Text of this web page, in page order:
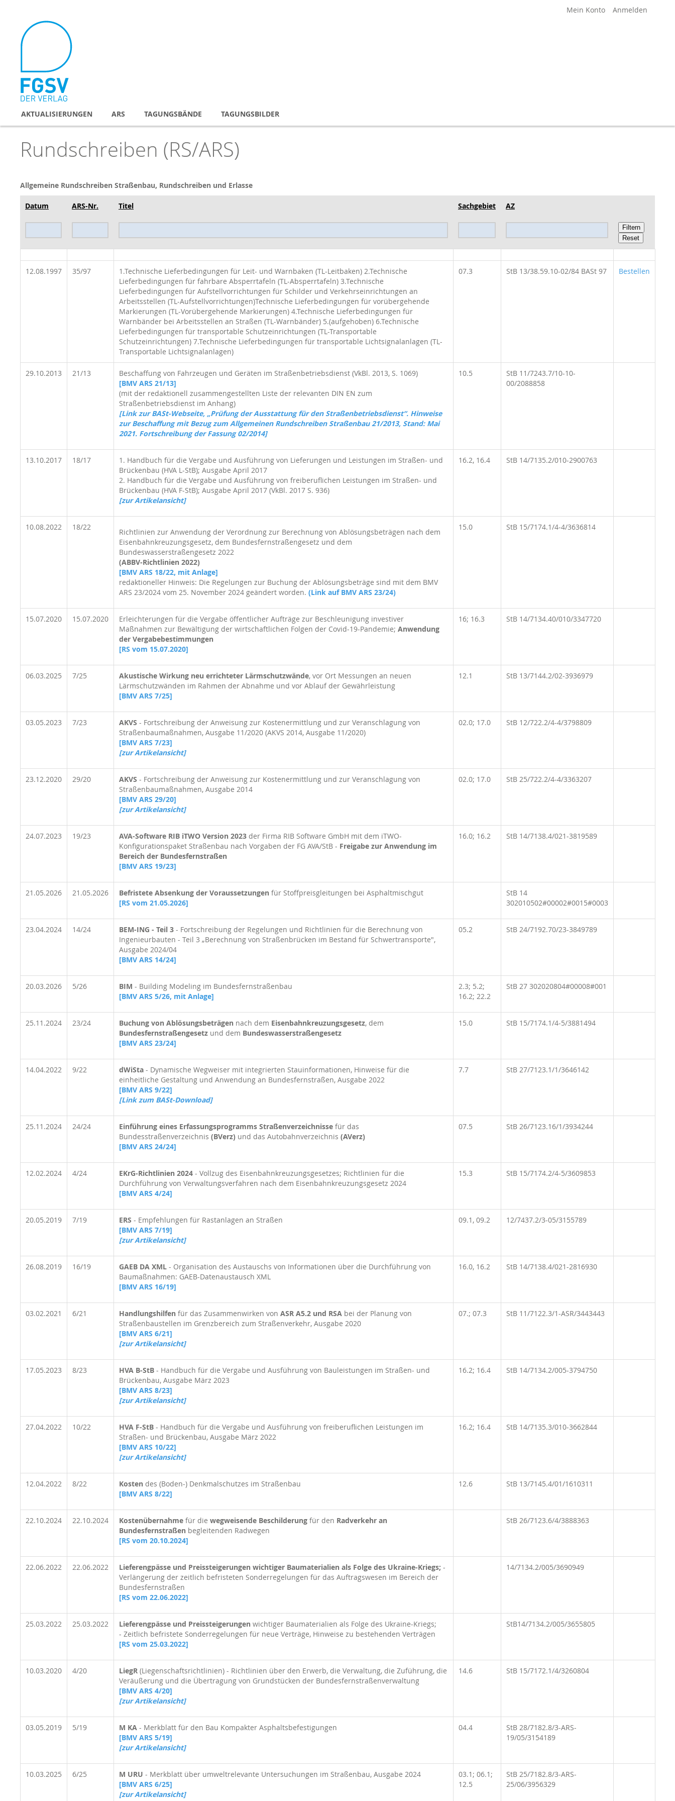
Mein Konto Anmelden
Inhalt
AKTUALISIERUNGEN ARS TAGUNGSBÄNDE TAGUNGSBILDER
Rundschreiben (RS/ARS)
Allgemeine Rundschreiben Straßenbau, Rundschreiben und Erlasse
Datum ARS-Nr. Titel Sachgebiet AZ
12.08.1997 35/97
1.Technische Lieferbedingungen für Leit- und Warnbaken (TL-Leitbaken) 2.Technische
Lieferbedingungen für fahrbare Absperrtafeln (TL-Absperrtafeln) 3.Technische
Lieferbedingungen für Aufstellvorrichtungen für Schilder und Verkehrseinrichtungen an
Arbeitsstellen (TL-Aufstellvorrichtungen)Technische Lieferbedingungen für vorübergehende
Markierungen (TL-Vorübergehende Markierungen) 4.Technische Lieferbedingungen für
Warnbänder bei Arbeitsstellen an Straßen (TL-Warnbänder) 5.(aufgehoben) 6.Technische
Lieferbedingungen für transportable Schutzeinrichtungen (TL-Transportable
Schutzeinrichtungen) 7.Technische Lieferbedingungen für transportable Lichtsignalanlagen (TL-
Transportable Lichtsignalanlagen)
07.3 StB 13/38.59.10-02/84 BASt 97 Bestellen
29.10.2013 21/13
Beschaffung von Fahrzeugen und Geräten im Straßenbetriebsdienst (VkBl. 2013, S. 1069)
[BMV ARS 21/13]
(mit der redaktionell zusammengestellten Liste der relevanten DIN EN zum
Straßenbetriebsdienst im Anhang)
[Link zur BASt-Webseite, „Prüfung der Ausstattung für den Straßenbetriebsdienst“. Hinweise
zur Beschaffung mit Bezug zum Allgemeinen Rundschreiben Straßenbau 21/2013, Stand: Mai
2021. Fortschreibung der Fassung 02/2014]
10.5
StB 11/7243.7/10-10-
00/2088858
13.10.2017 18/17
1. Handbuch für die Vergabe und Ausführung von Lieferungen und Leistungen im Straßen- und
Brückenbau (HVA L-StB); Ausgabe April 2017
2. Handbuch für die Vergabe und Ausführung von freiberuflichen Leistungen im Straßen- und
Brückenbau (HVA F-StB); Ausgabe April 2017 (VkBl. 2017 S. 936)
[zur Artikelansicht]
16.2, 16.4 StB 14/7135.2/010-2900763
10.08.2022 18/22
Richtlinien zur Anwendung der Verordnung zur Berechnung von Ablösungsbeträgen nach dem
Eisenbahnkreuzungsgesetz, dem Bundesfernstraßengesetz und dem
Bundeswasserstraßengesetz 2022
(ABBV-Richtlinien 2022)
[BMV ARS 18/22, mit Anlage]
redaktioneller Hinweis: Die Regelungen zur Buchung der Ablösungsbeträge sind mit dem BMV
ARS 23/2024 vom 25. November 2024 geändert worden. (Link auf BMV ARS 23/24)
15.0 StB 15/7174.1/4-4/3636814
15.07.2020 15.07.2020
Erleichterungen für die Vergabe öffentlicher Aufträge zur Beschleunigung investiver
Maßnahmen zur Bewältigung der wirtschaftlichen Folgen der Covid-19-Pandemie; Anwendung
der Vergabebestimmungen
[RS vom 15.07.2020]
16; 16.3 StB 14/7134.40/010/3347720
06.03.2025 7/25 Akustische Wirkung neu errichteter Lärmschutzwände, vor Ort Messungen an neuen
Lärmschutzwänden im Rahmen der Abnahme und vor Ablauf der Gewährleistung
[BMV ARS 7/25]
12.1 StB 13/7144.2/02-3936979
03.05.2023 7/23 AKVS - Fortschreibung der Anweisung zur Kostenermittlung und zur Veranschlagung von
Straßenbaumaßnahmen, Ausgabe 11/2020 (AKVS 2014, Ausgabe 11/2020)
[BMV ARS 7/23]
[zur Artikelansicht]
02.0; 17.0 StB 12/722.2/4-4/3798809
23.12.2020 29/20 AKVS - Fortschreibung der Anweisung zur Kostenermittlung und zur Veranschlagung von
Straßenbaumaßnahmen, Ausgabe 2014
[BMV ARS 29/20]
[zur Artikelansicht]
02.0; 17.0 StB 25/722.2/4-4/3363207
24.07.2023 19/23 AVA-Software RIB iTWO Version 2023 der Firma RIB Software GmbH mit dem iTWO-
Konfigurationspaket Straßenbau nach Vorgaben der FG AVA/StB - Freigabe zur Anwendung im
Bereich der Bundesfernstraßen
[BMV ARS 19/23]
16.0; 16.2 StB 14/7138.4/021-3819589
21.05.2026 21.05.2026 Befristete Absenkung der Voraussetzungen für Stoffpreisglei­tungen bei Asphaltmischgut
[RS vom 21.05.2026]
StB 14
302010502#00002#0015#0003
23.04.2024 14/24 BEM-ING - Teil 3 - Fortschreibung der Regelungen und Richtlinien für die Berechnung von
Ingenieurbauten - Teil 3 „Berechnung von Straßenbrücken im Bestand für Schwertransporte",
Ausgabe 2024/04
[BMV ARS 14/24]
05.2 StB 24/7192.70/23-3849789
20.03.2026 5/26 BIM - Building Modeling im Bundesfernstraßenbau
[BMV ARS 5/26, mit Anlage]
2.3; 5.2;
16.2; 22.2
StB 27 302020804#00008#001
25.11.2024 23/24 Buchung von Ablösungsbeträgen nach dem Eisenbahnkreuzungsgesetz, dem
Bundesfernstraßengesetz und dem Bundeswasserstraßengesetz
[BMV ARS 23/24]
15.0 StB 15/7174.1/4-5/3881494
14.04.2022 9/22 dWiSta - Dynamische Wegweiser mit integrierten Stauinformationen, Hinweise für die
einheitliche Gestaltung und Anwendung an Bundesfernstraßen, Ausgabe 2022
[BMV ARS 9/22]
[Link zum BASt-Download]
7.7 StB 27/7123.1/1/3646142
25.11.2024 24/24 Einführung eines Erfassungsprogramms Straßenverzeichnisse für das
Bundesstraßenverzeichnis (BVerz) und das Autobahnverzeichnis (AVerz)
[BMV ARS 24/24]
07.5 StB 26/7123.16/1/3934244
12.02.2024 4/24 EKrG-Richtlinien 2024 - Vollzug des Eisenbahnkreuzungsgesetzes; Richtlinien für die
Durchführung von Verwaltungsverfahren nach dem Eisenbahnkreuzungsgesetz 2024
[BMV ARS 4/24]
15.3 StB 15/7174.2/4-5/3609853
20.05.2019 7/19 ERS - Empfehlungen für Rastanlagen an Straßen
[BMV ARS 7/19]
[zur Artikelansicht]
09.1, 09.2 12/7437.2/3-05/3155789
26.08.2019 16/19 GAEB DA XML - Organisation des Austauschs von Informationen über die Durchführung von
Baumaßnahmen: GAEB-Datenaustausch XML
[BMV ARS 16/19]
16.0, 16.2 StB 14/7138.4/021-2816930
03.02.2021 6/21 Handlungshilfen für das Zusammenwirken von ASR A5.2 und RSA bei der Planung von
Straßenbaustellen im Grenzbereich zum Straßenverkehr, Ausgabe 2020
[BMV ARS 6/21]
[zur Artikelansicht]
07.; 07.3 StB 11/7122.3/1-ASR/3443443
17.05.2023 8/23 HVA B-StB - Handbuch für die Vergabe und Ausführung von Bauleistungen im Straßen- und
Brückenbau, Ausgabe März 2023
[BMV ARS 8/23]
[zur Artikelansicht]
16.2; 16.4 StB 14/7134.2/005-3794750
27.04.2022 10/22 HVA F-StB - Handbuch für die Vergabe und Ausführung von freiberuflichen Leistungen im
Straßen- und Brückenbau, Ausgabe März 2022
[BMV ARS 10/22]
[zur Artikelansicht]
16.2; 16.4 StB 14/7135.3/010-3662844
12.04.2022 8/22 Kosten des (Boden-) Denkmalschutzes im Straßenbau
[BMV ARS 8/22]
12.6 StB 13/7145.4/01/1610311
22.10.2024 22.10.2024 Kostenübernahme für die wegweisende Beschilderung für den Radverkehr an
Bundesfernstraßen begleitenden Radwegen
[RS vom 20.10.2024]
StB 26/7123.6/4/3888363
22.06.2022 22.06.2022 Lieferengpässe und Preissteigerungen wichtiger Baumaterialien als Folge des Ukraine-Kriegs; -
Verlängerung der zeitlich befristeten Sonderregelungen für das Auftragswesen im Bereich der
Bundesfernstraßen
[RS vom 22.06.2022]
14/7134.2/005/3690949
25.03.2022 25.03.2022 Lieferengpässe und Preissteigerungen wichtiger Baumaterialien als Folge des Ukraine-Kriegs;
- Zeitlich befristete Sonderregelungen für neue Verträge, Hinweise zu bestehenden Verträgen
[RS vom 25.03.2022]
StB14/7134.2/005/3655805
10.03.2020 4/20 LiegR (Liegenschaftsrichtlinien) - Richtlinien über den Erwerb, die Verwaltung, die Zuführung, die
Veräußerung und die Übertragung von Grundstücken der Bundesfernstraßenverwaltung
[BMV ARS 4/20]
[zur Artikelansicht]
14.6 StB 15/7172.1/4/3260804
03.05.2019 5/19 M KA - Merkblatt für den Bau Kompakter Asphaltsbefestigungen
[BMV ARS 5/19]
[zur Artikelansicht]
04.4
StB 28/7182.8/3-ARS-
19/05/3154189
10.03.2025 6/25 M URU - Merkblatt über umweltrelevante Untersuchungen im Straßenbau, Ausgabe 2024
[BMV ARS 6/25]
[zur Artikelansicht]
03.1; 06.1;
12.5
StB 25/7182.8/3-ARS-
25/06/3956329